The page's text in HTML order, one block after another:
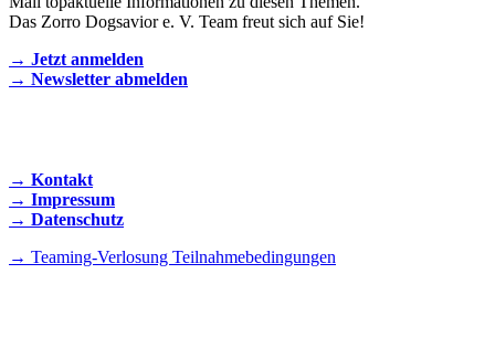
Das Zorro Dogsavior e. V. Team freut sich auf Sie!
→ Jetzt anmelden
→ Newsletter abmelden
→ Kontakt
→ Impressum
→ Datenschutz
→ Teaming-Verlosung Teilnahmebedingungen